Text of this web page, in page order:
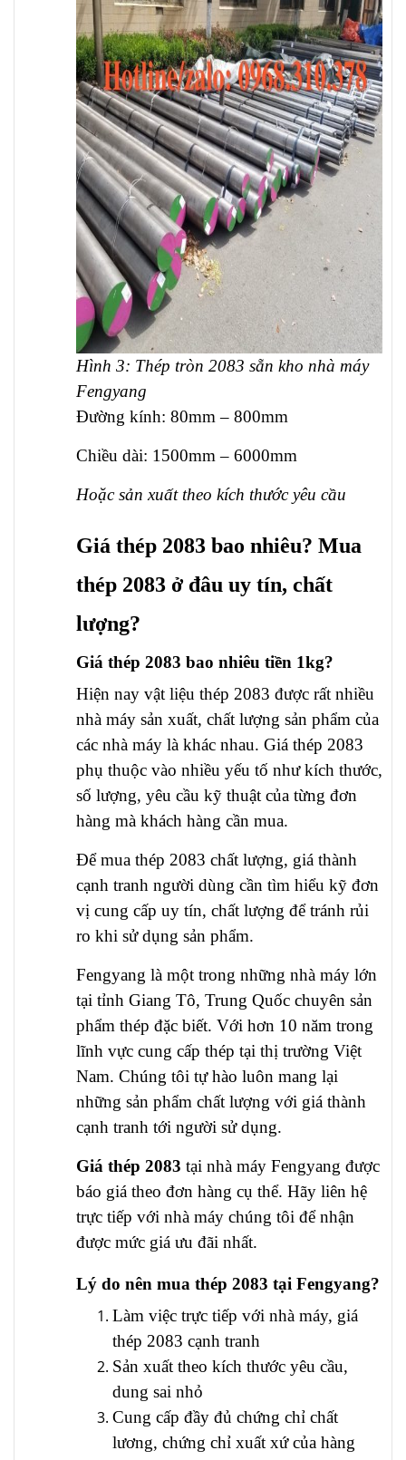
Hình 3: Thép tròn 2083 sẵn kho nhà máy
Fengyang
Đường kính: 80mm – 800mm
Chiều dài: 1500mm – 6000mm
Hoặc sản xuất theo kích thước yêu cầu
Giá thép 2083 bao nhiêu? Mua
thép 2083 ở đâu uy tín, chất
lượng?
Giá thép 2083 bao nhiêu tiền 1kg?
Hiện nay vật liệu thép 2083 được rất nhiều
nhà máy sản xuất, chất lượng sản phẩm của
các nhà máy là khác nhau. Giá thép 2083
phụ thuộc vào nhiều yếu tố như kích thước,
số lượng, yêu cầu kỹ thuật của từng đơn
hàng mà khách hàng cần mua.
Để mua thép 2083 chất lượng, giá thành
cạnh tranh người dùng cần tìm hiểu kỹ đơn
vị cung cấp uy tín, chất lượng để tránh rủi
ro khi sử dụng sản phẩm.
Fengyang là một trong những nhà máy lớn
tại tỉnh Giang Tô, Trung Quốc chuyên sản
phẩm thép đặc biết. Với hơn 10 năm trong
lĩnh vực cung cấp thép tại thị trường Việt
Nam. Chúng tôi tự hào luôn mang lại
những sản phẩm chất lượng với giá thành
cạnh tranh tới người sử dụng.
Giá thép 2083 tại nhà máy Fengyang được
báo giá theo đơn hàng cụ thể. Hãy liên hệ
trực tiếp với nhà máy chúng tôi để nhận
được mức giá ưu đãi nhất.
Lý do nên mua thép 2083 tại Fengyang?
Làm việc trực tiếp với nhà máy, giá
thép 2083 cạnh tranh
Sản xuất theo kích thước yêu cầu,
dung sai nhỏ
Cung cấp đầy đủ chứng chỉ chất
lương, chứng chỉ xuất xứ của hàng